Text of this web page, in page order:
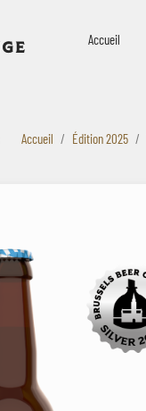
Accueil
Accueil Édition 2025